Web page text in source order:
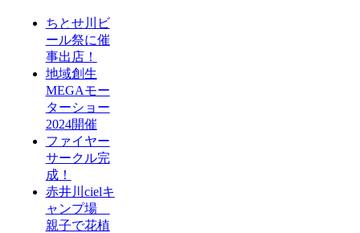
ちとせ川ビ
ール祭に催
事出店！
地域創生
MEGAモー
ターショー
2024開催
ファイヤー
サークル完
成！
赤井川cielキ
ャンプ場
親子で花植